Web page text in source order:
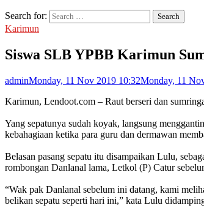
Search for:
Karimun
Siswa SLB YPBB Karimun
adminMonday, 11 Nov 2019 10:32Monday, 11
Karimun, Lendoot.com – Raut berseri dan
Yang sepatunya sudah koyak, langsung
kebahagiaan ketika para guru dan dermawan
Belasan pasang sepatu itu disampaikan Lulu,
rombongan Danlanal lama, Letkol (P) Catur
“Wak pak Danlanal sebelum ini datang, kami
belikan sepatu seperti hari ini,” kata Lulu